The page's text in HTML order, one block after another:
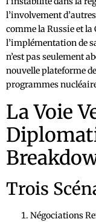
l’involvement
comme la Russie et
l’implémentation de
n’est pas seulement
nouvelle plateforme
programmes
La Voie
Trois
Négociations